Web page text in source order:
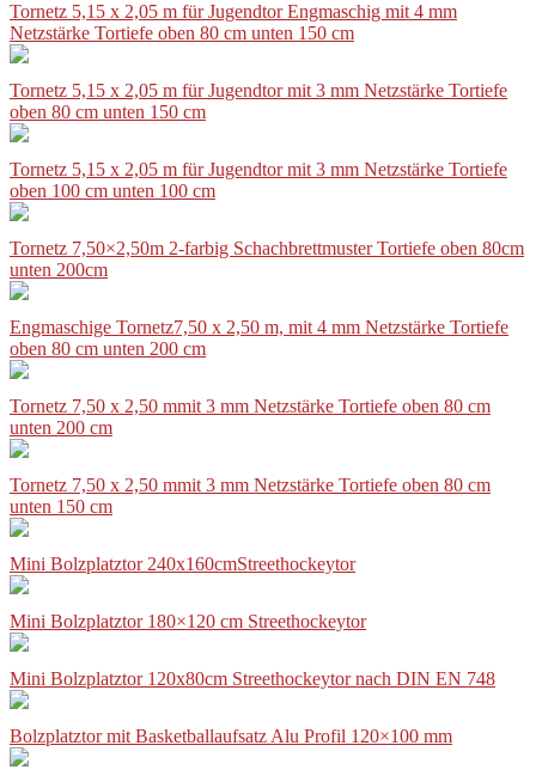
Tornetz 5,15 x 2,05 m für Jugendtor Engmaschig mit 4 mm
Netzstärke Tortiefe oben 80 cm unten 150 cm
Tornetz 5,15 x 2,05 m für Jugendtor mit 3 mm Netzstärke Tortiefe
oben 80 cm unten 150 cm
Tornetz 5,15 x 2,05 m für Jugendtor mit 3 mm Netzstärke Tortiefe
oben 100 cm unten 100 cm
Tornetz 7,50×2,50m 2-farbig Schachbrettmuster Tortiefe oben 80cm
unten 200cm
Engmaschige Tornetz7,50 x 2,50 m, mit 4 mm Netzstärke Tortiefe
oben 80 cm unten 200 cm
Tornetz 7,50 x 2,50 mmit 3 mm Netzstärke Tortiefe oben 80 cm
unten 200 cm
Tornetz 7,50 x 2,50 mmit 3 mm Netzstärke Tortiefe oben 80 cm
unten 150 cm
Mini Bolzplatztor 240x160cmStreethockeytor
Mini Bolzplatztor 180×120 cm Streethockeytor
Mini Bolzplatztor 120x80cm Streethockeytor nach DIN EN 748
Bolzplatztor mit Basketballaufsatz Alu Profil 120×100 mm